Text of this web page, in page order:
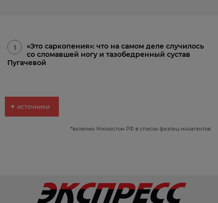
1
«Это саркопения»: что на самом деле случилось
со сломавшей ногу и тазобедренный сустав
Пугачевой
▼ источники
*включен Минюстом РФ в список физлиц-иноагентов